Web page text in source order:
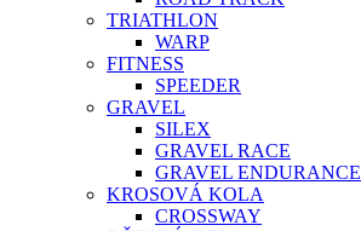
TRIATHLON
WARP
FITNESS
SPEEDER
GRAVEL
SILEX
GRAVEL RACE
GRAVEL ENDURANCE
KROSOVÁ KOLA
CROSSWAY